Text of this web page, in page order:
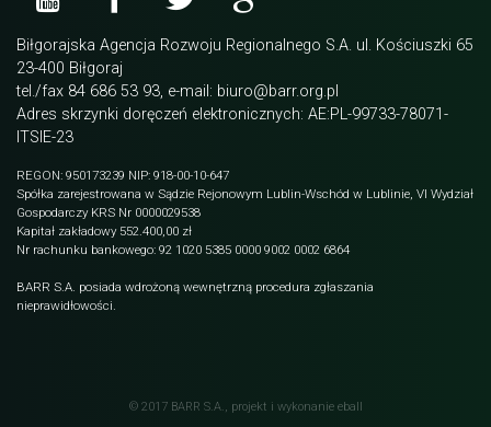
Biłgorajska Agencja Rozwoju Regionalnego S.A. ul. Kościuszki 65
23-400 Biłgoraj
tel./fax 84 686 53 93, e-mail: biuro@barr.org.pl
Adres skrzynki doręczeń elektronicznych: AE:PL-99733-78071-
ITSIE-23
REGON: 950173239 NIP: 918-00-10-647
Spółka zarejestrowana w Sądzie Rejonowym Lublin-Wschód w Lublinie, VI Wydział
Gospodarczy KRS Nr 0000029538
Kapitał zakładowy 552.400,00 zł
Nr rachunku bankowego: 92 1020 5385 0000 9002 0002 6864
BARR S.A. posiada wdrożoną wewnętrzną procedura zgłaszania
nieprawidłowości.
© 2017 BARR S.A., projekt i wykonanie eball